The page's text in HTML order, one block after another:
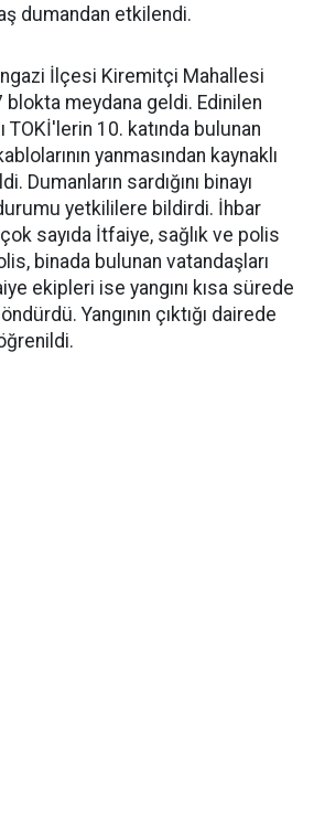
dumandan etkilendi.
İlçesi Kiremitçi Mahallesi
blokta meydana geldi. Edinilen
TOKİ'lerin 10. katında bulunan
yanmasından kaynaklı
Dumanların sardığını binayı
yetkililere bildirdi. İhbar
sayıda İtfaiye, sağlık ve polis
binada bulunan vatandaşları
ekipleri ise yangını kısa sürede
Yangının çıktığı dairede